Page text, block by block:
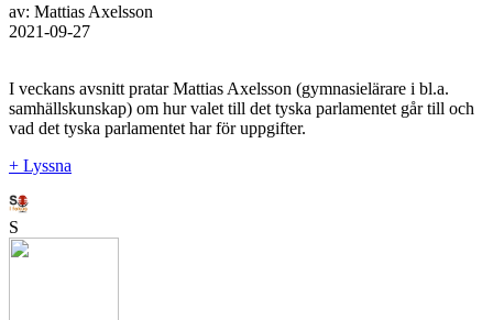
av: Mattias Axelsson
2021-09-27
I veckans avsnitt pratar Mattias Axelsson (gymnasielärare i bl.a.
samhällskunskap) om hur valet till det tyska parlamentet går till och
vad det tyska parlamentet har för uppgifter.
+ Lyssna
S